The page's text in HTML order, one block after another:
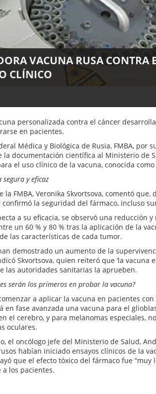
VACUNA RUSA CONTRA
CLÍNICO
personalizada contra el cáncer
en pacientes.
Médica y Biológica de Rusia, FMBA, por
la documentación científica al Ministerio de
el uso clínico de la vacuna, conocida
segura y eficaz
la FMBA, Veronika Skvortsova, comentó
confirmó la seguridad del fármaco, incluso
a su eficacia, se observó una reducción
un 60 % y 80 % tras la aplicación de la
las características de cada tumor.
demostrado un aumento de la
Skvortsova, quien reiteró que ‘la vacuna
las autoridades sanitarias la aprueben.
serán los primeros en probar la vacuna?
a aplicar la vacuna en pacientes
en fase avanzada una vacuna para el
el cerebro, y para melanomas especiales,
oculares.
el oncólogo jefe del Ministerio de Salud,
habían iniciado ensayos clínicos de la
que el efecto tóxico del fármaco fue “muy
los pacientes.